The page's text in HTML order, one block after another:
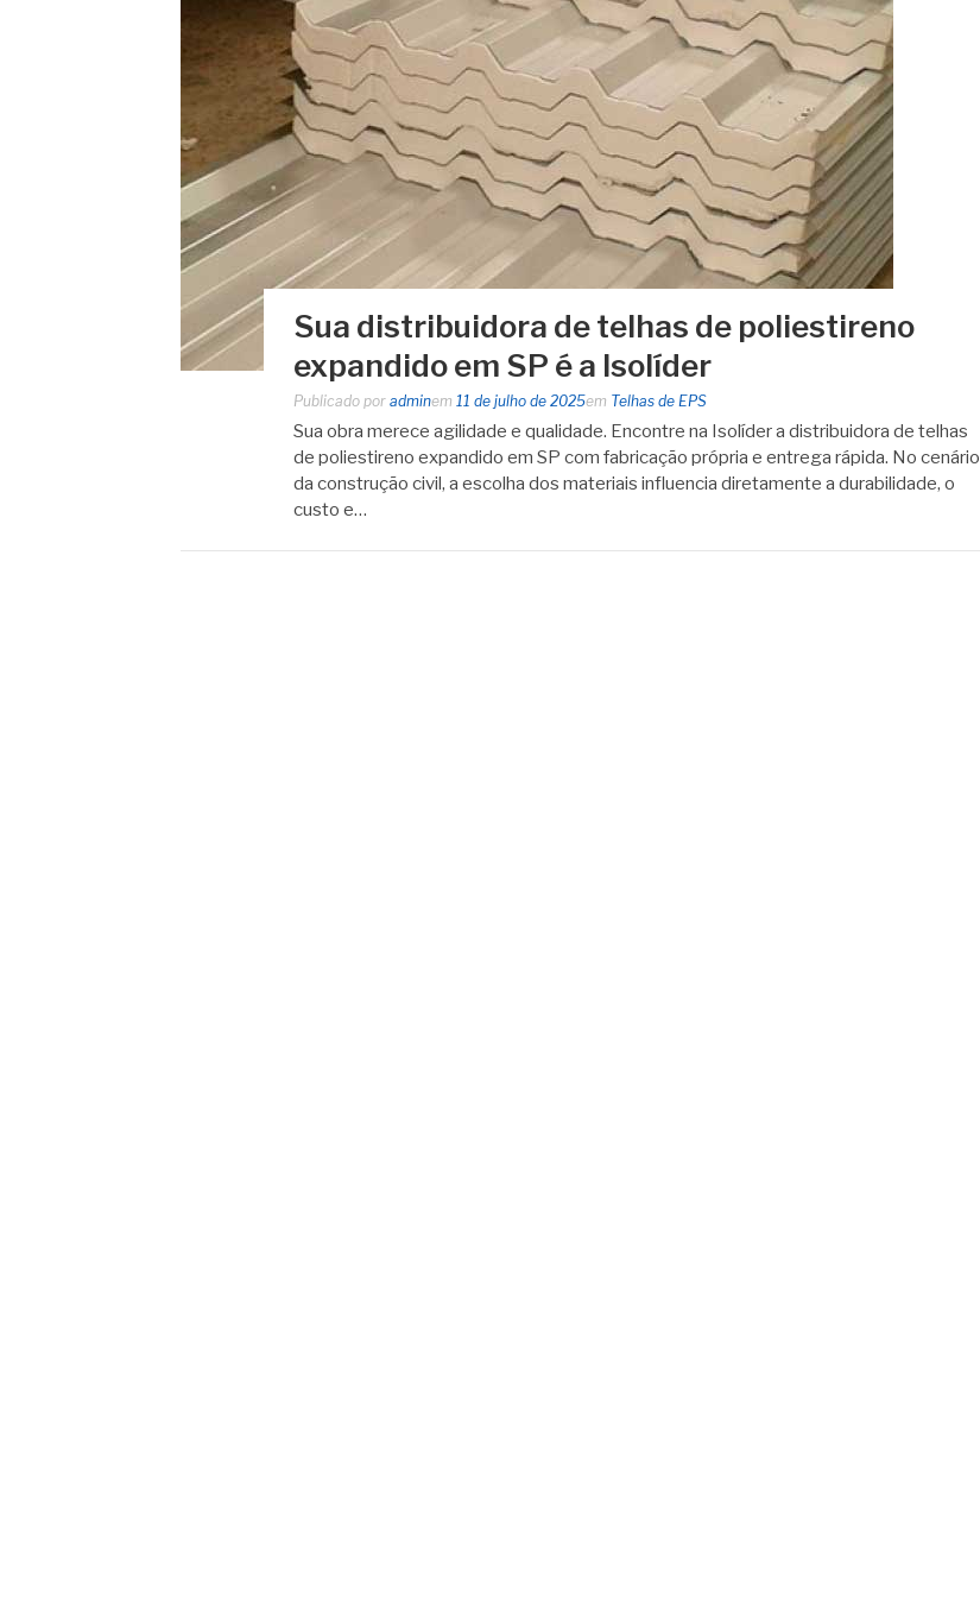
Sua distribuidora de telhas de poliestireno
expandido em SP é a Isolíder
Publicado por adminem 11 de julho de 2025em Telhas de EPS
Sua obra merece agilidade e qualidade. Encontre na Isolíder a distribuidora de telhas
de poliestireno expandido em SP com fabricação própria e entrega rápida. No cenário
da construção civil, a escolha dos materiais influencia diretamente a durabilidade, o
custo e…